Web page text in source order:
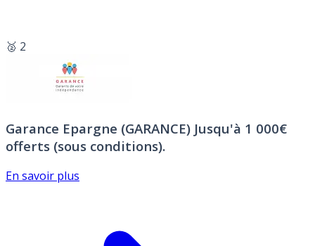
🥈 2
Garance Epargne (GARANCE) Jusqu'à 1 000€
offerts (sous conditions).
En savoir plus